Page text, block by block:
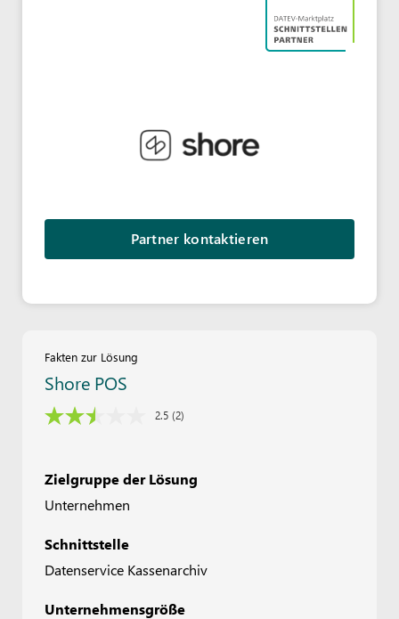
Partner kontaktieren
Fakten zur Lösung
Shore POS
2.5 (2)
Zielgruppe der Lösung
Unternehmen
Schnittstelle
Datenservice Kassenarchiv
Unternehmensgröße